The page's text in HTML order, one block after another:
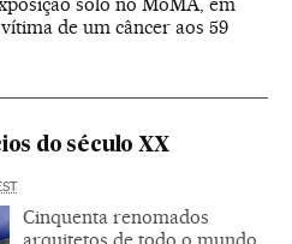
de um câncer aos 59
do século XX
Cinquenta renomados